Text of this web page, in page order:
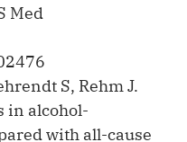
Med
S, Rehm J.
in alcohol-
with all-cause